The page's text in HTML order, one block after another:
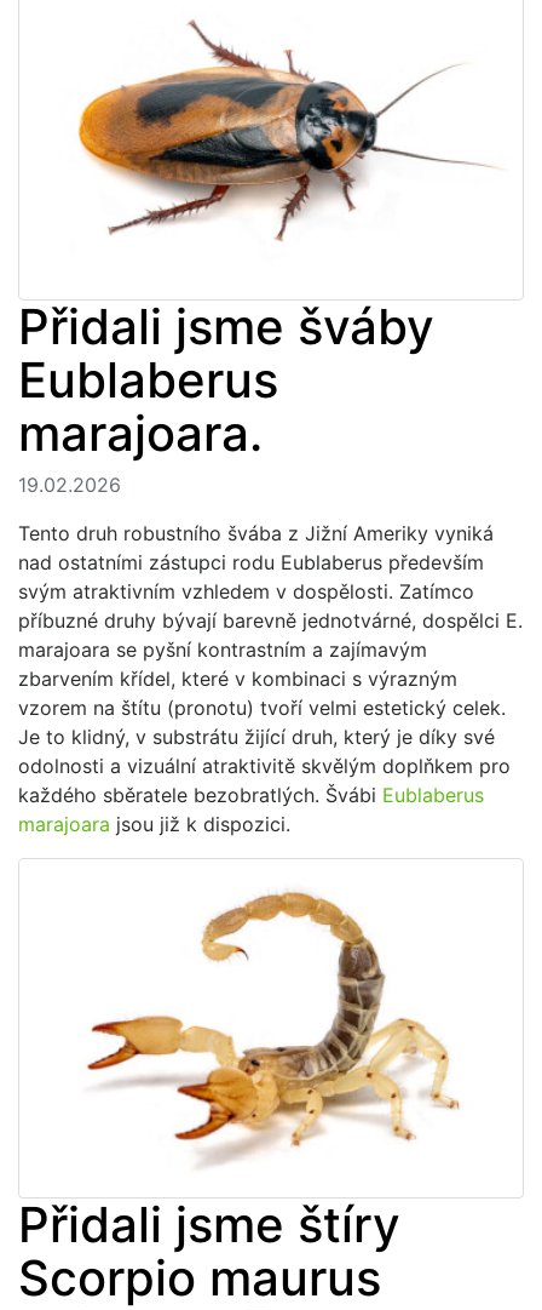
Přidali jsme šváby
Eublaberus
marajoara.
19.02.2026
Tento druh robustního švába z Jižní Ameriky vyniká
nad ostatními zástupci rodu Eublaberus především
svým atraktivním vzhledem v dospělosti. Zatímco
příbuzné druhy bývají barevně jednotvárné, dospělci E.
marajoara se pyšní kontrastním a zajímavým
zbarvením křídel, které v kombinaci s výrazným
vzorem na štítu (pronotu) tvoří velmi estetický celek.
Je to klidný, v substrátu žijící druh, který je díky své
odolnosti a vizuální atraktivitě skvělým doplňkem pro
každého sběratele bezobratlých. Švábi Eublaberus
marajoara jsou již k dispozici.
Přidali jsme štíry
Scorpio maurus